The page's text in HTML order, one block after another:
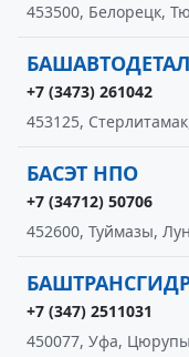
453500, Белорецк,
+7 (3473) 261042
453125,
БАСЭТ НПО
+7 (34712) 50706
452600, Туймазы,
+7 (347) 2511031
450077, Уфа,